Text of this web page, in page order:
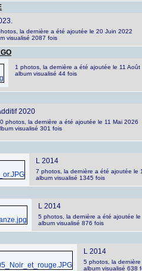
la dernière a été ajoutée le 20 Juin 2022
visualisé 2087 fois
1 photos, la dernière a été ajoutée le 11 Août
album visualisé 44 fois
2020
photos, la dernière a été ajoutée le 11 Mai 2026
visualisé 301 fois
L 2014
7 photos, la dernière a été ajoutée le
album visualisé 1345 fois
L 2014
5 photos, la dernière a été ajoutée
album visualisé 876 fois
L 2014
5 photos, la
album visualisé 638